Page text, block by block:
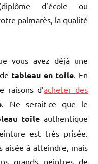
d’école ou
palmarès, la qualité
vous avez déjà une
tableau en toile. En
raisons d’acheter des
. Ne serait-ce que le
toileauthentique
est très prisée.
aisée à atteindre, mais
grands peintres de